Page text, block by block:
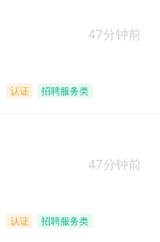
47分钟前
认证 招聘服务类
47分钟前
认证 招聘服务类